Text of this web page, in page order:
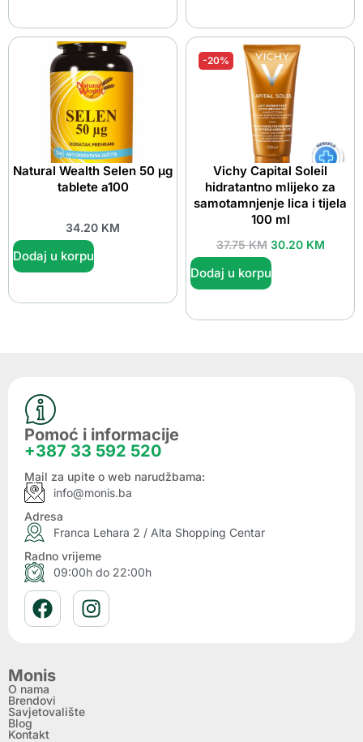
Natural Wealth Selen 50 μg
tablete a100
34.20 KM
Dodaj u korpu
-20%
Vichy Capital Soleil
hidratantno mlijeko za
samotamnjenje lica i tijela
100 ml
37.75KM 30.20 KM
Dodaj u korpu
Pomoć i informacije
+387 33 592 520
Mail za upite o web narudžbama:
info@monis.ba
Adresa
Franca Lehara 2 / Alta Shopping Centar
Radno vrijeme
09:00h do 22:00h
Monis
O nama
Brendovi
Savjetovalište
Blog
Kontakt